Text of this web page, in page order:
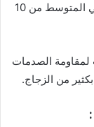
مع درجات الحرارة المنخفضة والعالية وتستمر في المتوسط ​​من 10
الصدمات
من الزجاج.